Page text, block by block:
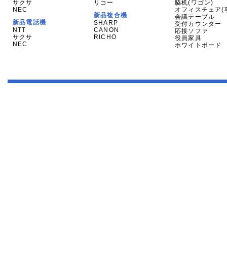
サクサ
NEC
新品電話機
NTT
サクサ
NEC
リコー
新品複合機
SHARP
CANON
RICHO
脇机(ワゴン)
オフィスチェア(
会議テーブル
受付カウンター
応接ソファ
役員家具
ホワイトボード